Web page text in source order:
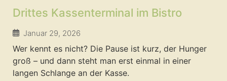
Drittes Kassenterminal im Bistro
Januar 29, 2026
Wer kennt es nicht? Die Pause ist kurz, der Hunger
groß – und dann steht man erst einmal in einer
langen Schlange an der Kasse.